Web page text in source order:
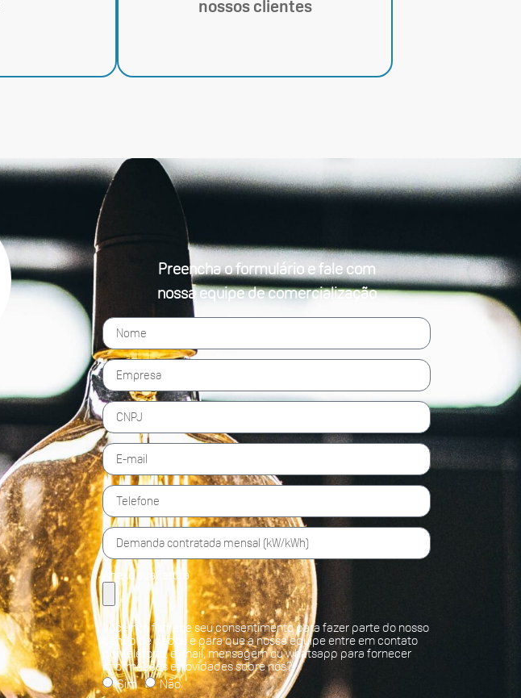
nossos clientes
Preencha o formulário e fale com
nossa equipe de comercialização
Anexe sua fatura
Você nos fornece seu consentimento para fazer parte do nosso
banco de dados e para que a nossa equipe entre em contato
por telefone, e-mail, mensagem ou whatsapp para fornecer
informações e novidades sobre nós?
Sim
Não